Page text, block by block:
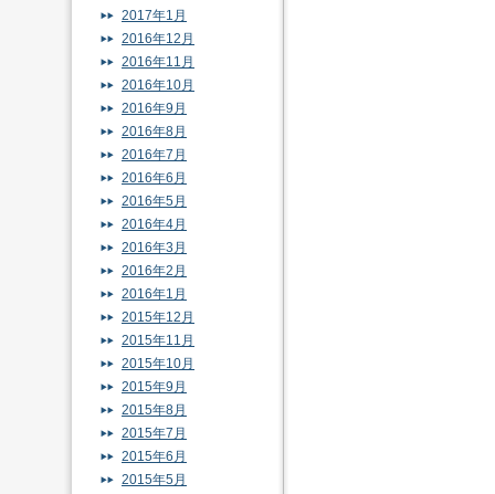
2017年1月
2016年12月
2016年11月
2016年10月
2016年9月
2016年8月
2016年7月
2016年6月
2016年5月
2016年4月
2016年3月
2016年2月
2016年1月
2015年12月
2015年11月
2015年10月
2015年9月
2015年8月
2015年7月
2015年6月
2015年5月